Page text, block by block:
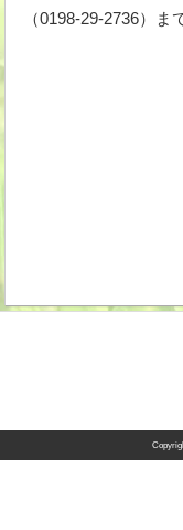
（0198-29-2736）ま